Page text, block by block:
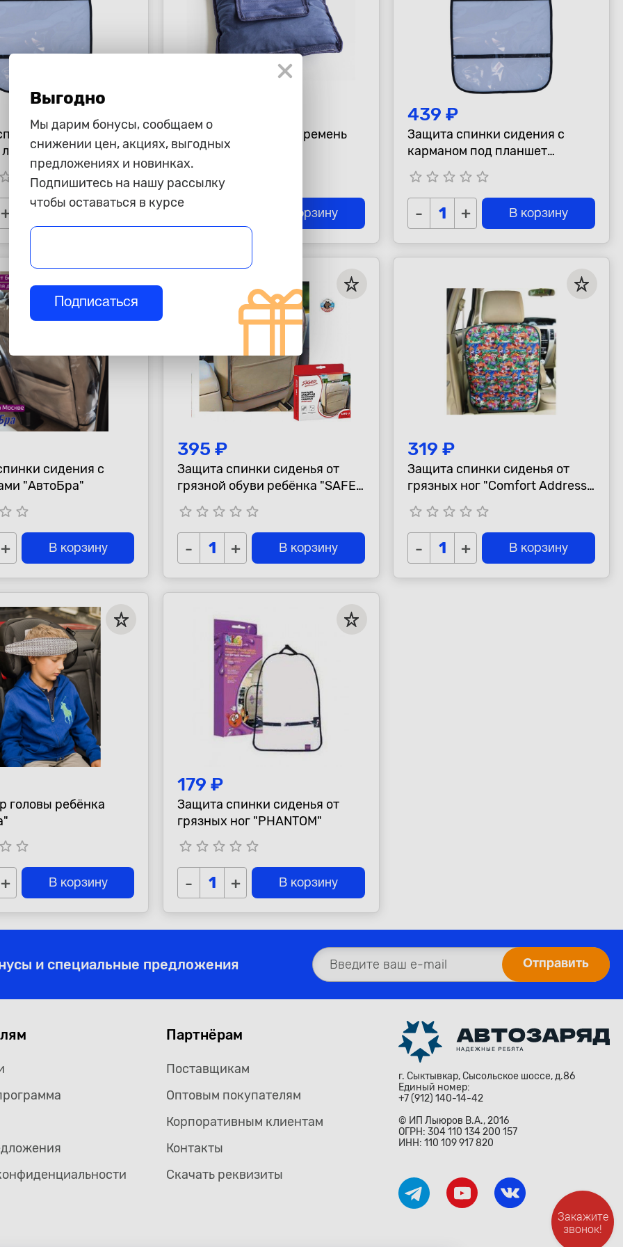
сидения для
литыми
"АвтоБра"
star_border star_border
+
Подушка детская на ремень
"АвтоБра"
star_borderstar_borderstar_border
В корзину
439 ₽
Защита спинки сидения с
карманом под планшет
"АвтоБра"
star_border star_border star_border star_border star_border
- + В корзину
сидения с
"АвтоБра"
star_border star_border
+ В корзину
395 ₽
Защита спинки сиденья от
грязной обуви ребёнка "SAFE-
3"
star_border star_border star_border star_border star_border
- + В корзину
319 ₽
Защита спинки сиденья от
грязных ног "Comfort Address",
цветная
star_border star_border star_border star_border star_border
- + В корзину
головы ребёнка
star_border star_border
+ В корзину
179 ₽
Защита спинки сиденья от
грязных ног "PHANTOM"
star_border star_border star_border star_border star_border
- + В корзину
и специальные предложения
Партнёрам
Поставщикам
Оптовым покупателям
Корпоративным клиентам
Контакты
Скачать реквизиты
г. Сыктывкар, Сысольское шоссе, д.86
Единый номер:
+7 (912) 140-14-42
© ИП Лыюров В.А., 2016
ОГРН: 304 110 134 200 157
ИНН: 110 109 917 820
Выгодно
Мы дарим бонусы, сообщаем о
снижении цен, акциях, выгодных
предложениях и новинках.
Подпишитесь на нашу рассылку
чтобы оставаться в курсе
Подписаться
Закажите
звонок!